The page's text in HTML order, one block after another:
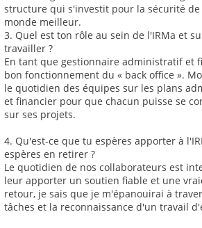
structure qui s'investit pour la sécurité
monde meilleur.
3. Quel est ton rôle au sein de l'IRMa et
travailler ?
En tant que gestionnaire administratif et
bon fonctionnement du « back office ».
le quotidien des équipes sur les plans
et financier pour que chacun puisse se
sur ses projets.
4. Qu'est-ce que tu espères apporter à
espères en retirer ?
Le quotidien de nos collaborateurs est
leur apporter un soutien fiable et une
retour, je sais que je m'épanouirai à
tâches et la reconnaissance d'un travail